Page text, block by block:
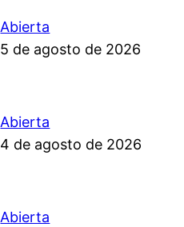
Abierta
5 de agosto de 2026
Abierta
4 de agosto de 2026
Abierta